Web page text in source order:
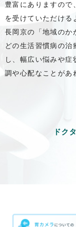
豊富にありますので
を受けていただける
長岡京の「地域のか
どの生活習慣病の治
し、幅広い悩みや
調や心配なことがあ
ドク